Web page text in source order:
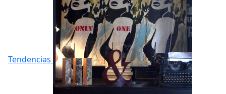
Tendencias